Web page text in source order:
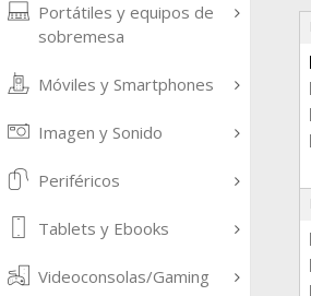
Portátiles y equipos de
sobremesa
Móviles y Smartphones
Imagen y Sonido
Periféricos
Tablets y Ebooks
Videoconsolas/Gaming